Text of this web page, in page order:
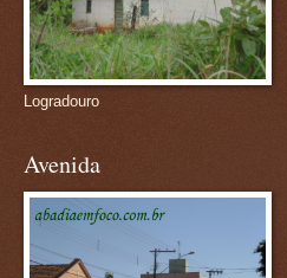
Logradouro
Avenida